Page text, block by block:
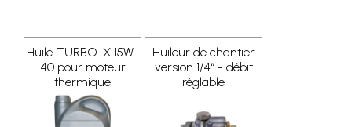
Huile TURBO-X 15W-
40 pour moteur
thermique
Huileur de chantier
version 1/4“ - débit
réglable